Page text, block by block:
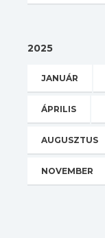
2025
JANUÁR
ÁPRILIS
AUGUSZTUS
NOVEMBER